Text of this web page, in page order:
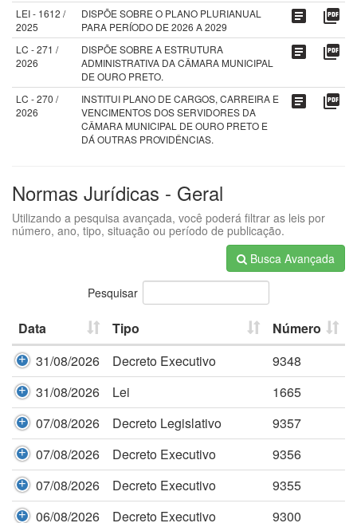
LEI - 1612 /
2025
DISPÕE SOBRE O PLANO PLURIANUAL
PARA PERÍODO DE 2026 A 2029
article picture_as_pdf
LC - 271 /
2026
DISPÕE SOBRE A ESTRUTURA
ADMINISTRATIVA DA CÂMARA MUNICIPAL
DE OURO PRETO.
article picture_as_pdf
LC - 270 /
2026
INSTITUI PLANO DE CARGOS, CARREIRA E
VENCIMENTOS DOS SERVIDORES DA
CÂMARA MUNICIPAL DE OURO PRETO E
DÁ OUTRAS PROVIDÊNCIAS.
article picture_as_pdf
Normas Jurídicas - Geral
Utilizando a pesquisa avançada, você poderá filtrar as leis por
número, ano, tipo, situação ou período de publicação.
Busca Avançada
Pesquisar
Data Tipo
Número
31/08/2026
Decreto Executivo
9348
31/08/2026
Lei
1665
07/08/2026
Decreto Legislativo
9357
07/08/2026
Decreto Executivo
9356
07/08/2026
Decreto Executivo
9355
06/08/2026
Decreto Executivo 9300